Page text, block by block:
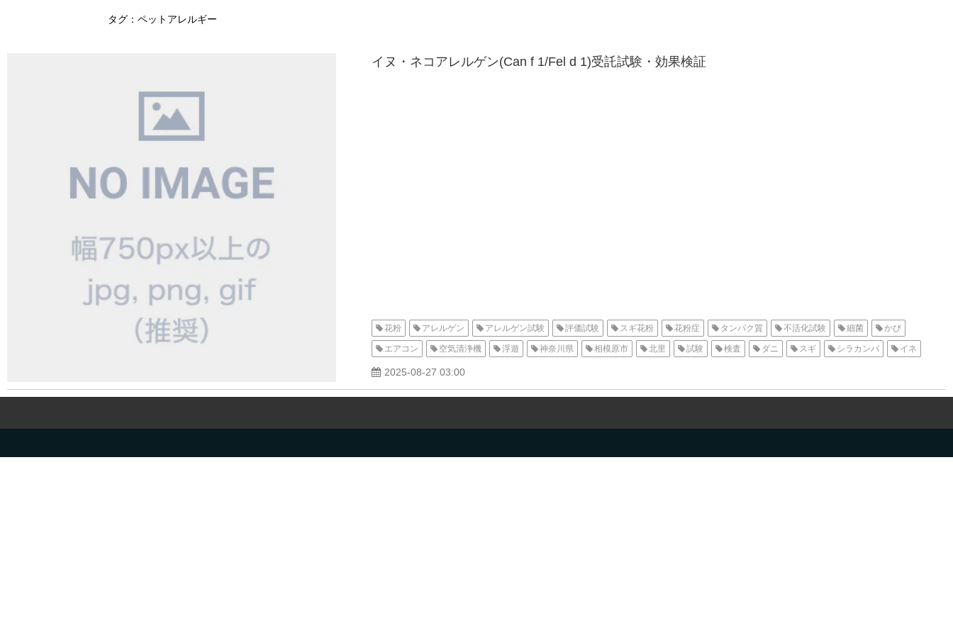
タグ：ペットアレルギー
イヌ・ネコアレルゲン(Can f 1/Fel d 1)受託試験・効果検証
花粉 アレルゲン アレルゲン試験 評価試験 スギ花粉 花粉症 タンパク質 不活化試験 細菌 かび
エアコン 空気清浄機 浮遊 神奈川県 相模原市 北里 試験 検査 ダニ スギ シラカンバ イネ
ブタクサ ヨモギ
秋 冬 Can f 1 Fel d 1 Cry j 1 Der 1 動物 ペットアレルギー
2025-08-27 03:00